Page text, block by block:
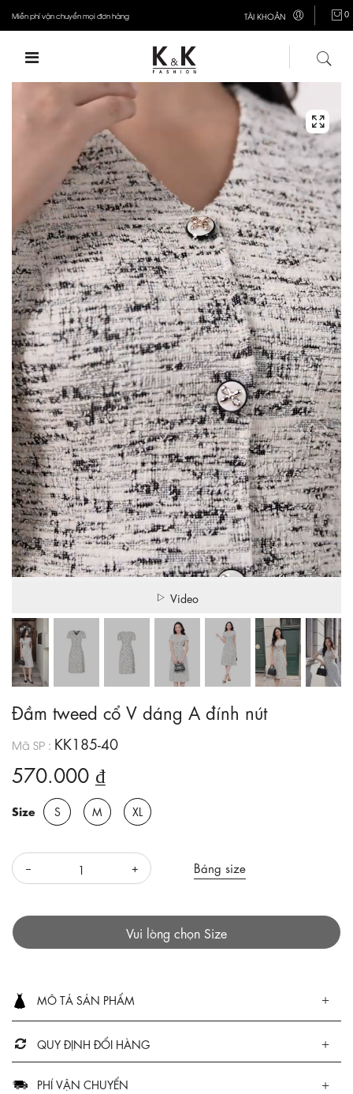
Miễn phí vận chuyển mọi đơn hàng TÀI KHOẢN 0
Video
Đầm tweed cổ V dáng A đính nút
Mã SP : KK185-40
570.000 ₫
Size S M XL
Bảng size
Vui lòng chọn Size
MÔ TẢ SẢN PHẨM
QUY ĐỊNH ĐỔI HÀNG
PHÍ VẬN CHUYỂN